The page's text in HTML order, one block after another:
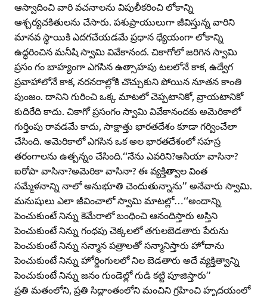
ఆస్వాదించి వారి వచనాలను విపులీకరించి లోకాన్ని
ఆశ్చర్యచకితులను చేసారు. పశుప్రాయులుగా జీవిస్తున్న వారిని
మానవ స్థాయికి ఎదగచేయడమే ప్రధాన ధ్యేయంగా లోకాన్ని
ఉద్ధరించిన మనీషి స్వామి వివేకానంద. చికాగోలో జరిగిన స్వామి
ప్రసం గం బాహ్యంగా ఎగసిన ఉత్సాహపు టలలోనే కాక, ఉద్వేగ
ప్రవాహాలోనే కాక, నరనరాల్లోకి చొచ్చుకుని పోయిన నూతన కాంతి
పుంజం. దానిని గురించి ఒక్క మాటలో చెప్పటానికో, వ్రాయటానికో
కుదిరేది కాదు. చికాగో ప్రసంగం స్వామి వివేకానందకు అమెరికాలో
గుర్తింపు రావడమే కాదు, సాక్షాత్తు భారతదేశం కూడా గర్వించేలా
చేసింది. అమెరికాలో ఎగసిన ఒక అల భారతదేశంలో సహస్ర
తరంగాలను ఉత్పన్నం చేసింది.‘‘నేను ఎవరిని?ఆసియా వాసినా?
ఐరోపా వాసినా?అమెరికా వాసినా? ఈ వ్యక్తిత్వాల వింత
సమ్మేళనాన్ని నాలో అనుభూతి చెందుతున్నాను’’ అనేవారు స్వామి.
మనుషులు ఎలా జీవించాలో స్వామి మాటల్లో…‘‘అందాన్ని
పెంచుకుంటే నిన్ను కెమేరాలో బంధించి ఆనందిస్తారు అస్తిని
పెంచుకుంటే నిన్ను గంధపు చెక్కలలో తగులబెడతారు పేరును
పెంచుకుంటే నిన్ను సన్మాన పత్రాలతో సన్మానిస్తారు హోదాను
పెంచుకుంటే నిన్ను హోర్డింగులలో నిల బెడతారు అదే వ్యక్తిత్వాన్ని
పెంచుకుంటే నిన్ను జనం గుండెల్లో గుడి కట్టి పూజిస్తారు’’
ప్రతి మతంలోని, ప్రతి సిద్ధాంతంలోని మంచిని గ్రహించి హృదయంలో